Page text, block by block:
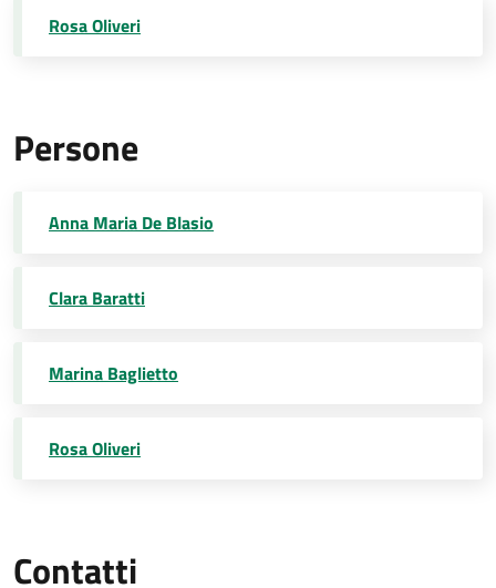
Rosa Oliveri
Persone
Anna Maria De Blasio
Clara Baratti
Marina Baglietto
Rosa Oliveri
Contatti